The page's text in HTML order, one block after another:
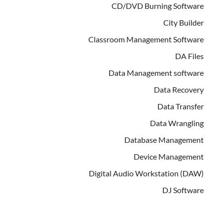
CD/DVD Burning Software
City Builder
Classroom Management Software
DA Files
Data Management software
Data Recovery
Data Transfer
Data Wrangling
Database Management
Device Management
Digital Audio Workstation (DAW)
DJ Software